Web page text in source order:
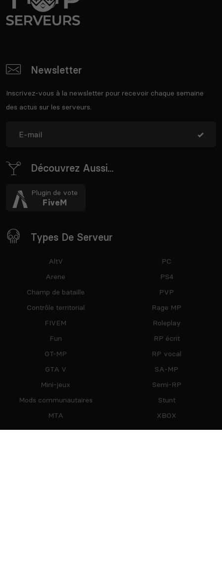
Newsletter
Inscrivez-vous à la newsletter pour recevoir chaque semaine
des actus sur les serveurs.
Découvrez Aussi...
Plugin de vote
FiveM
Types De Serveur
AltV
Arene
Champ de bataille
Contrôle territorial
FIVEM
Fun
GT-MP
GTA V
Mini-jeux
Mods communautaires
MTA
PC
PS4
PVP
Rage MP
Roleplay
RP écrit
RP vocal
SA-MP
Semi-RP
Stunt
XBOX